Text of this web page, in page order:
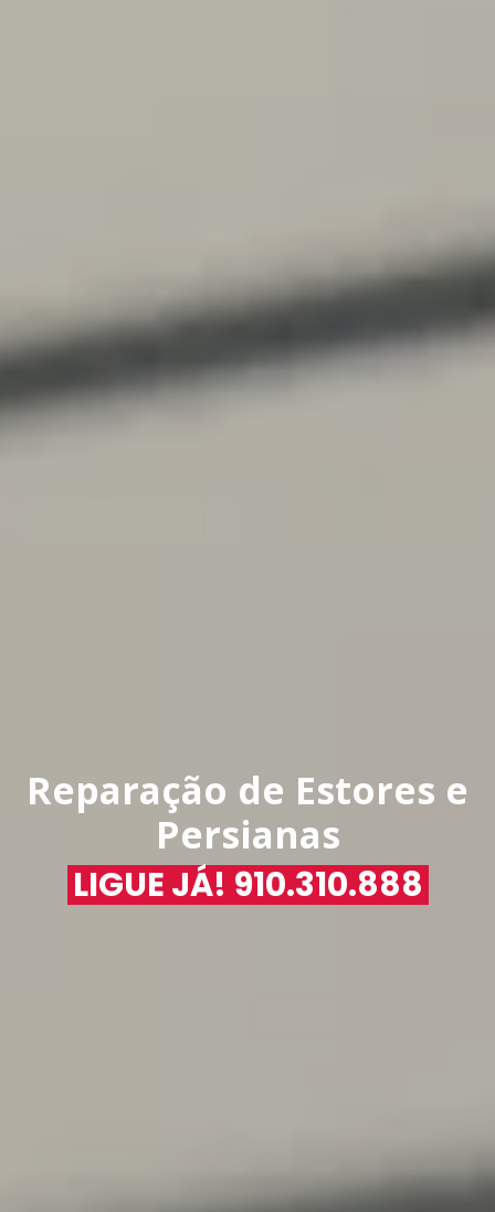
Reparação de Estores e
Persianas
LIGUE JÁ! 910.310.888